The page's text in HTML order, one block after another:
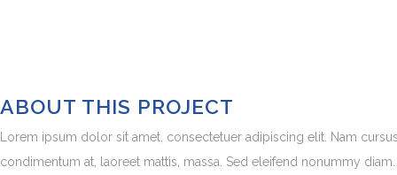
ABOUT THIS PROJECT
Lorem ipsum dolor sit amet, consectetuer adipiscing elit. Nam
condimentum at, laoreet mattis, massa. Sed eleifend nonummy